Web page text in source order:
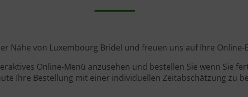
Nähe von Luxembourg Bridel und freuen uns auf Ihre Online-
Online-Menü anzusehen und bestellen Sie wenn Sie
Ihre Bestellung mit einer individuellen Zeitabschätzung zu